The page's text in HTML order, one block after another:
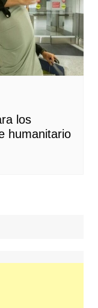
los
humanitario